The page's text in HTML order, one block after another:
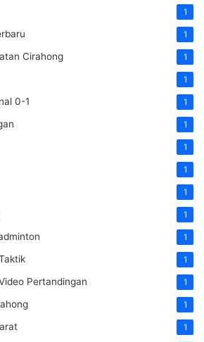
1
1
Cirahong 1
1
0-1 1
1
1
1
1
1
1
1
Pertandingan 1
1
1